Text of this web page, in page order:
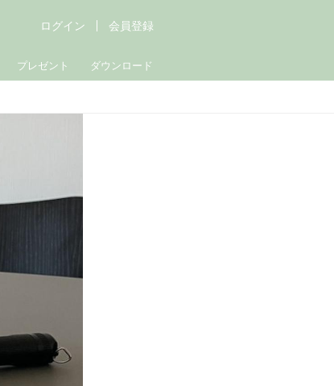
プレゼント ダウンロード
ログイン 会員登録